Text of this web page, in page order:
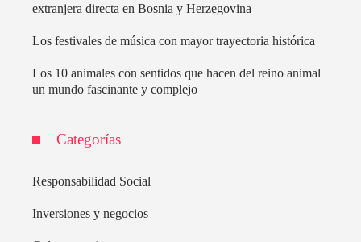
extranjera directa en Bosnia y Herzegovina
Los festivales de música con mayor trayectoria histórica
Los 10 animales con sentidos que hacen del reino animal
un mundo fascinante y complejo
Categorías
Responsabilidad Social
Inversiones y negocios